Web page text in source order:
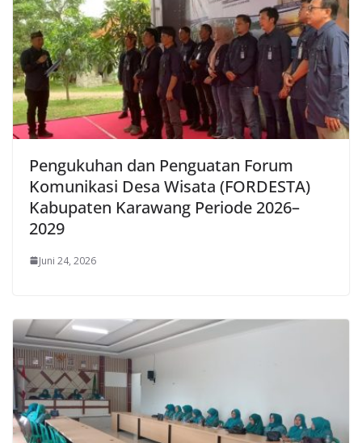
Pengukuhan dan Penguatan Forum
Komunikasi Desa Wisata (FORDESTA)
Kabupaten Karawang Periode 2026–
2029
Juni 24, 2026